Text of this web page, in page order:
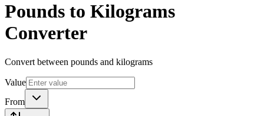
Pounds to Kilograms
Converter
Convert between pounds and kilograms
Value
From